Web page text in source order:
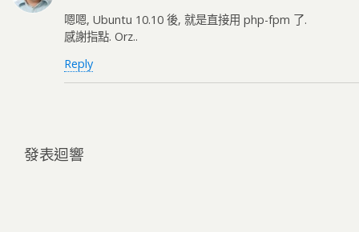
嗯嗯, Ubuntu 10.10 後, 就是直接用 php-fpm 了.
感謝指點. Orz..
Reply
發表迴響